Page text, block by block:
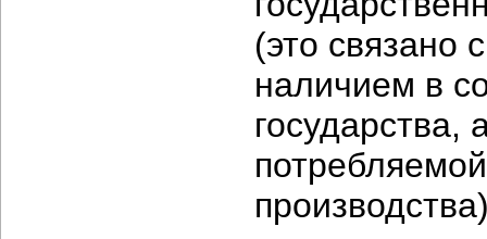
(это связано
наличием в
государства,